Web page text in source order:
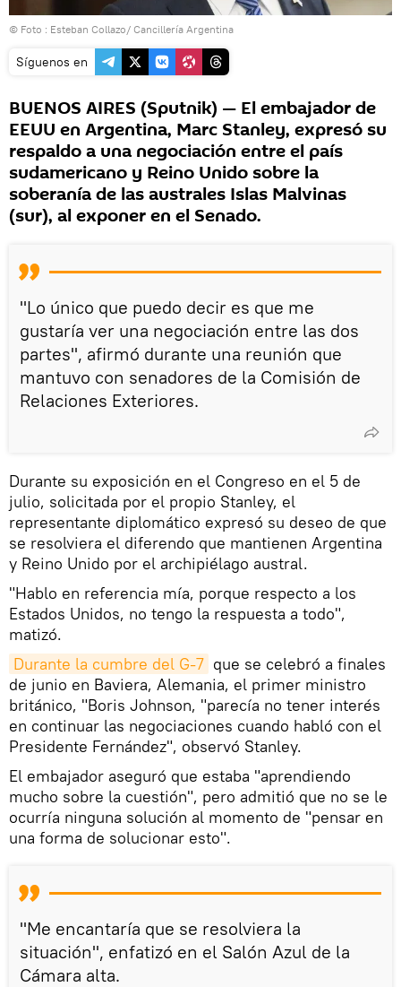
© Foto : Esteban Collazo/ Cancillería Argentina
Síguenos en
BUENOS AIRES (Sputnik) — El embajador de
EEUU en Argentina, Marc Stanley, expresó su
respaldo a una negociación entre el país
sudamericano y Reino Unido sobre la
soberanía de las australes Islas Malvinas
(sur), al exponer en el Senado.
"Lo único que puedo decir es que me
gustaría ver una negociación entre las dos
partes", afirmó durante una reunión que
mantuvo con senadores de la Comisión de
Relaciones Exteriores.
Durante su exposición en el Congreso en el 5 de
julio, solicitada por el propio Stanley, el
representante diplomático expresó su deseo de que
se resolviera el diferendo que mantienen Argentina
y Reino Unido por el archipiélago austral.
"Hablo en referencia mía, porque respecto a los
Estados Unidos, no tengo la respuesta a todo",
matizó.
Durante la cumbre del G-7 que se celebró a finales
de junio en Baviera, Alemania, el primer ministro
británico, "Boris Johnson, "parecía no tener interés
en continuar las negociaciones cuando habló con el
Presidente Fernández", observó Stanley.
El embajador aseguró que estaba "aprendiendo
mucho sobre la cuestión", pero admitió que no se le
ocurría ninguna solución al momento de "pensar en
una forma de solucionar esto".
"Me encantaría que se resolviera la
situación", enfatizó en el Salón Azul de la
Cámara alta.